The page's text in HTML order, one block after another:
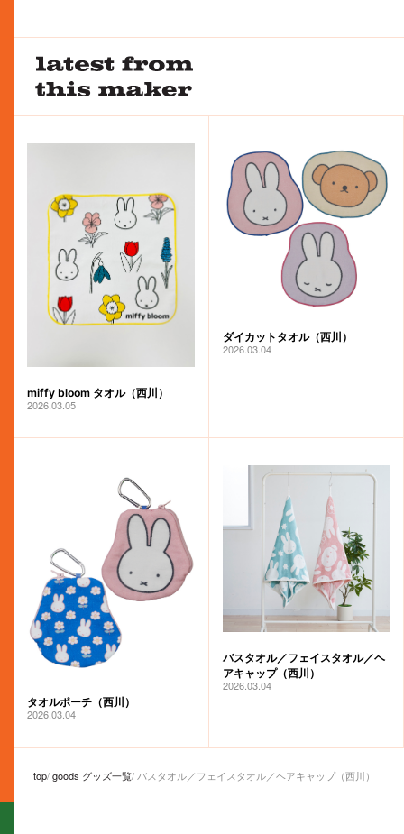
miffy bloom タオル（西川）
2026.03.05
ダイカットタオル（西川）
2026.03.04
タオルポーチ（西川）
2026.03.04
バスタオル／フェイスタオル／ヘ
アキャップ（西川）
2026.03.04
top goods グッズ一覧 バスタオル／フェイスタオル／ヘアキャップ（西川）